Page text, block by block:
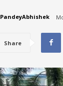
PandeyAbhishek
Share